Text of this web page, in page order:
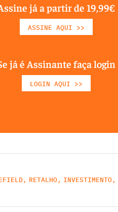
já a partir de 19,99€
ASSINE AQUI >>
já é Assinante faça login
LOGIN AQUI >>
, RETALHO, INVESTIMENTO,